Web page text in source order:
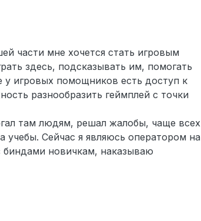
части мне хочется стать игровым
здесь, подсказывать им, помогать
у игровых помощников есть доступ к
разнообразить геймплей с точки
там людям, решал жалобы, чаще всех
Сейчас я являюсь оператором на
новичкам, наказываю